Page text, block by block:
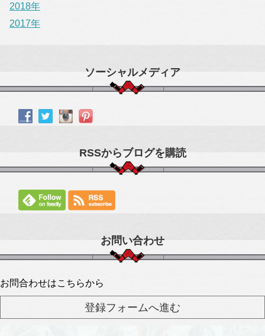
2018年
2017年
ソーシャルメディア
RSSからブログを購読
お問い合わせ
お問合わせはこちらから